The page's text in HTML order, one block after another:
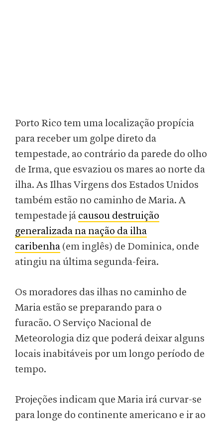
Porto Rico tem uma localização propícia
para receber um golpe direto da
tempestade, ao contrário da parede do olho
de Irma, que esvaziou os mares ao norte da
ilha. As Ilhas Virgens dos Estados Unidos
também estão no caminho de Maria. A
tempestade já causou destruição
generalizada na nação da ilha
caribenha (em inglês) de Dominica, onde
atingiu na última segunda-feira.
Os moradores das ilhas no caminho de
Maria estão se preparando para o
furacão. O Serviço Nacional de
Meteorologia diz que poderá deixar alguns
locais inabitáveis ​​por um longo período de
tempo.
Projeções indicam que Maria irá curvar-se
para longe do continente americano e ir ao